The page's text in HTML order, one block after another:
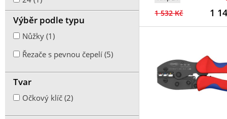
1 532 Kč 1
85mm (1)
16mm (1)
13 (1)
14 (1)
8 (1)
10 (1)
Výběr podle typu
Nůžky (1)
Řezače s pevnou čepelí (5)
Tvar
Očkový klíč (2)